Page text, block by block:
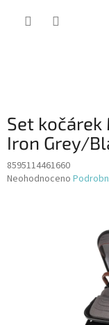
Set kočárek
Iron Grey/
8595114461660
Průměrné
Neohodnoceno